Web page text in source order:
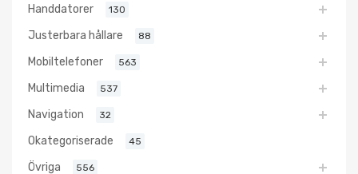
Handdatorer 130
Justerbara hållare 88
Mobiltelefoner 563
Multimedia 537
Navigation 32
Okategoriserade 45
Övriga 556